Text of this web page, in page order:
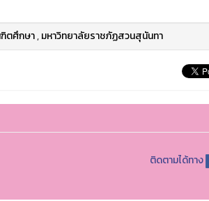
ตศึกษา,มหาวิทยาลัยราชภัฏสวนสุนันทา
ติดตามได้ทาง